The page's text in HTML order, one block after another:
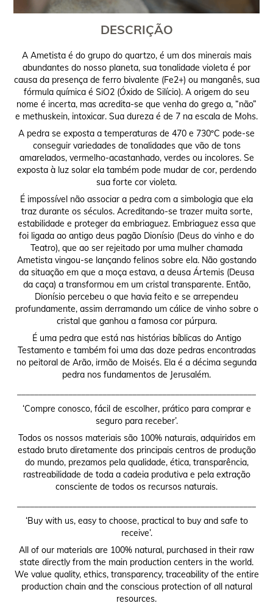
DESCRIÇÃO
A Ametista é do grupo do quartzo, é um dos minerais mais
abundantes do nosso planeta, sua tonalidade violeta é por
causa da presença de ferro bivalente (Fe2+) ou manganês, sua
fórmula química é SiO2 (Óxido de Silício). A origem do seu
nome é incerta, mas acredita-se que venha do grego a, “não”
e methuskein, intoxicar. Sua dureza é de 7 na escala de Mohs.
A pedra se exposta a temperaturas de 470 e 730ºC pode-se
conseguir variedades de tonalidades que vão de tons
amarelados, vermelho-acastanhado, verdes ou incolores. Se
exposta à luz solar ela também pode mudar de cor, perdendo
sua forte cor violeta.
É impossível não associar a pedra com a simbologia que ela
traz durante os séculos. Acreditando-se trazer muita sorte,
estabilidade e proteger da embriaguez. Embriaguez essa que
foi ligada ao antigo deus pagão Dionísio (Deus do vinho e do
Teatro), que ao ser rejeitado por uma mulher chamada
Ametista vingou-se lançando felinos sobre ela. Não gostando
da situação em que a moça estava, a deusa Ártemis (Deusa
da caça) a transformou em um cristal transparente. Então,
Dionísio percebeu o que havia feito e se arrependeu
profundamente, assim derramando um cálice de vinho sobre o
cristal que ganhou a famosa cor púrpura.
É uma pedra que está nas histórias bíblicas do Antigo
Testamento e também foi uma das doze pedras encontradas
no peitoral de Arão, irmão de Moisés. Ela é a décima segunda
pedra nos fundamentos de Jerusalém.
‘Compre conosco, fácil de escolher, prático para comprar e
seguro para receber’.
Todos os nossos materiais são 100% naturais, adquiridos em
estado bruto diretamente dos principais centros de produção
do mundo, prezamos pela qualidade, ética, transparência,
rastreabilidade de toda a cadeia produtiva e pela extração
consciente de todos os recursos naturais.
‘Buy with us, easy to choose, practical to buy and safe to
receive’.
All of our materials are 100% natural, purchased in their raw
state directly from the main production centers in the world.
We value quality, ethics, transparency, traceability of the entire
production chain and the conscious protection of all natural
resources.